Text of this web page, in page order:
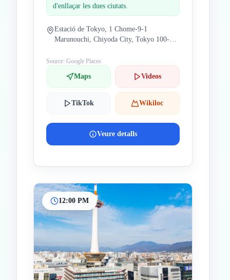
d'enllaçar les dues ciutats.
Estació de Tokyo, 1 Chome-9-1
Marunouchi, Chiyoda City, Tokyo 100-
Source: Google Places
Maps Videos
TikTok Wikiloc
Veure detalls
12:00 PM